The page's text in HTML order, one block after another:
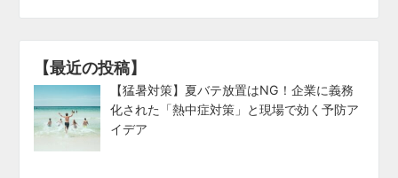
【最近の投稿】
【猛暑対策】夏バテ放置はNG！企業に義務
化された「熱中症対策」と現場で効く予防ア
イデア